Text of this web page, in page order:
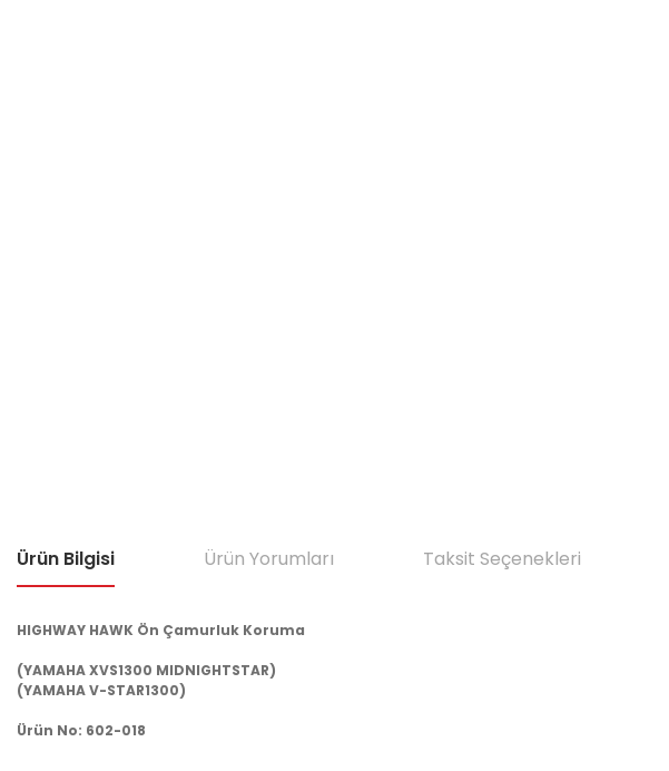
Ürün Bilgisi Ürün Yorumları Taksit Seçenekleri
HIGHWAY HAWK Ön Çamurluk Koruma
(YAMAHA XVS1300 MIDNIGHTSTAR)
(YAMAHA V-STAR1300)
Ürün No: 602-018